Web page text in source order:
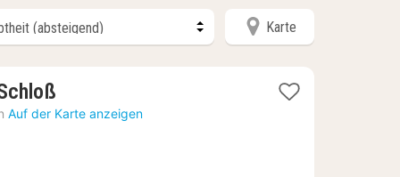
Karte
Nacht
Auf der Karte anzeigen